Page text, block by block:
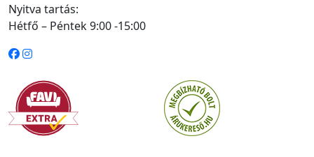
Nyitva tartás:
Hétfő – Péntek 9:00 -15:00